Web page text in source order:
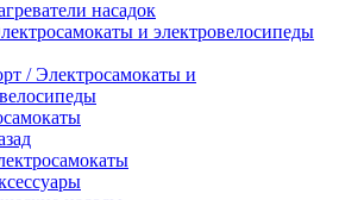
насадок
и электровелосипеды
/ Электросамокаты и